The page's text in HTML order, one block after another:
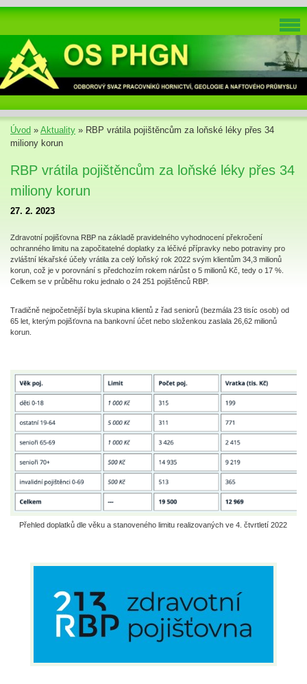
Úvod » Aktuality » RBP vrátila pojištěncům za loňské léky přes 34
miliony korun
RBP vrátila pojištěncům za loňské léky přes 34
miliony korun
27. 2. 2023
Zdravotní pojišťovna RBP na základě pravidelného vyhodnocení překročení
ochranného limitu na započitatelné doplatky za léčivé přípravky nebo potraviny pro
zvláštní lékařské účely vrátila za celý loňský rok 2022 svým klientům 34,3 milionů
korun, což je v porovnání s předchozím rokem nárůst o 5 milionů Kč, tedy o 17 %.
Celkem se v průběhu roku jednalo o 24 251 pojištěnců RBP.
Tradičně nejpočetnější byla skupina klientů z řad seniorů (bezmála 23 tisíc osob) od
65 let, kterým pojišťovna na bankovní účet nebo složenkou zaslala 26,62 milionů
korun.
Přehled doplatků dle věku a stanoveného limitu realizovaných ve 4. čtvrtletí 2022